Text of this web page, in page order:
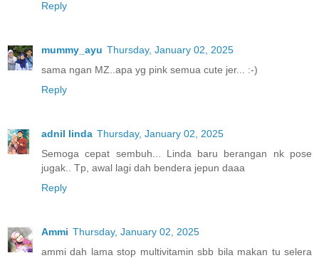
Reply
mummy_ayu Thursday, January 02, 2025
sama ngan MZ..apa yg pink semua cute jer... :-)
Reply
adnil linda Thursday, January 02, 2025
Semoga cepat sembuh... Linda baru berangan nk pose
jugak.. Tp, awal lagi dah bendera jepun daaa
Reply
Ammi Thursday, January 02, 2025
ammi dah lama stop multivitamin sbb bila makan tu selera